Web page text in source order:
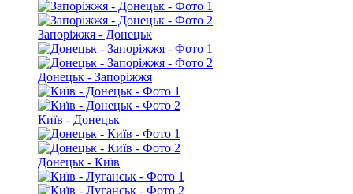
Запоріжжя - Донецьк
Донецьк - Запоріжжя
Київ - Донецьк
Донецьк - Київ